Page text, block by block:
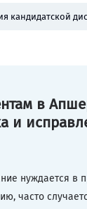
кандидатской
в
и
нуждается в
часто